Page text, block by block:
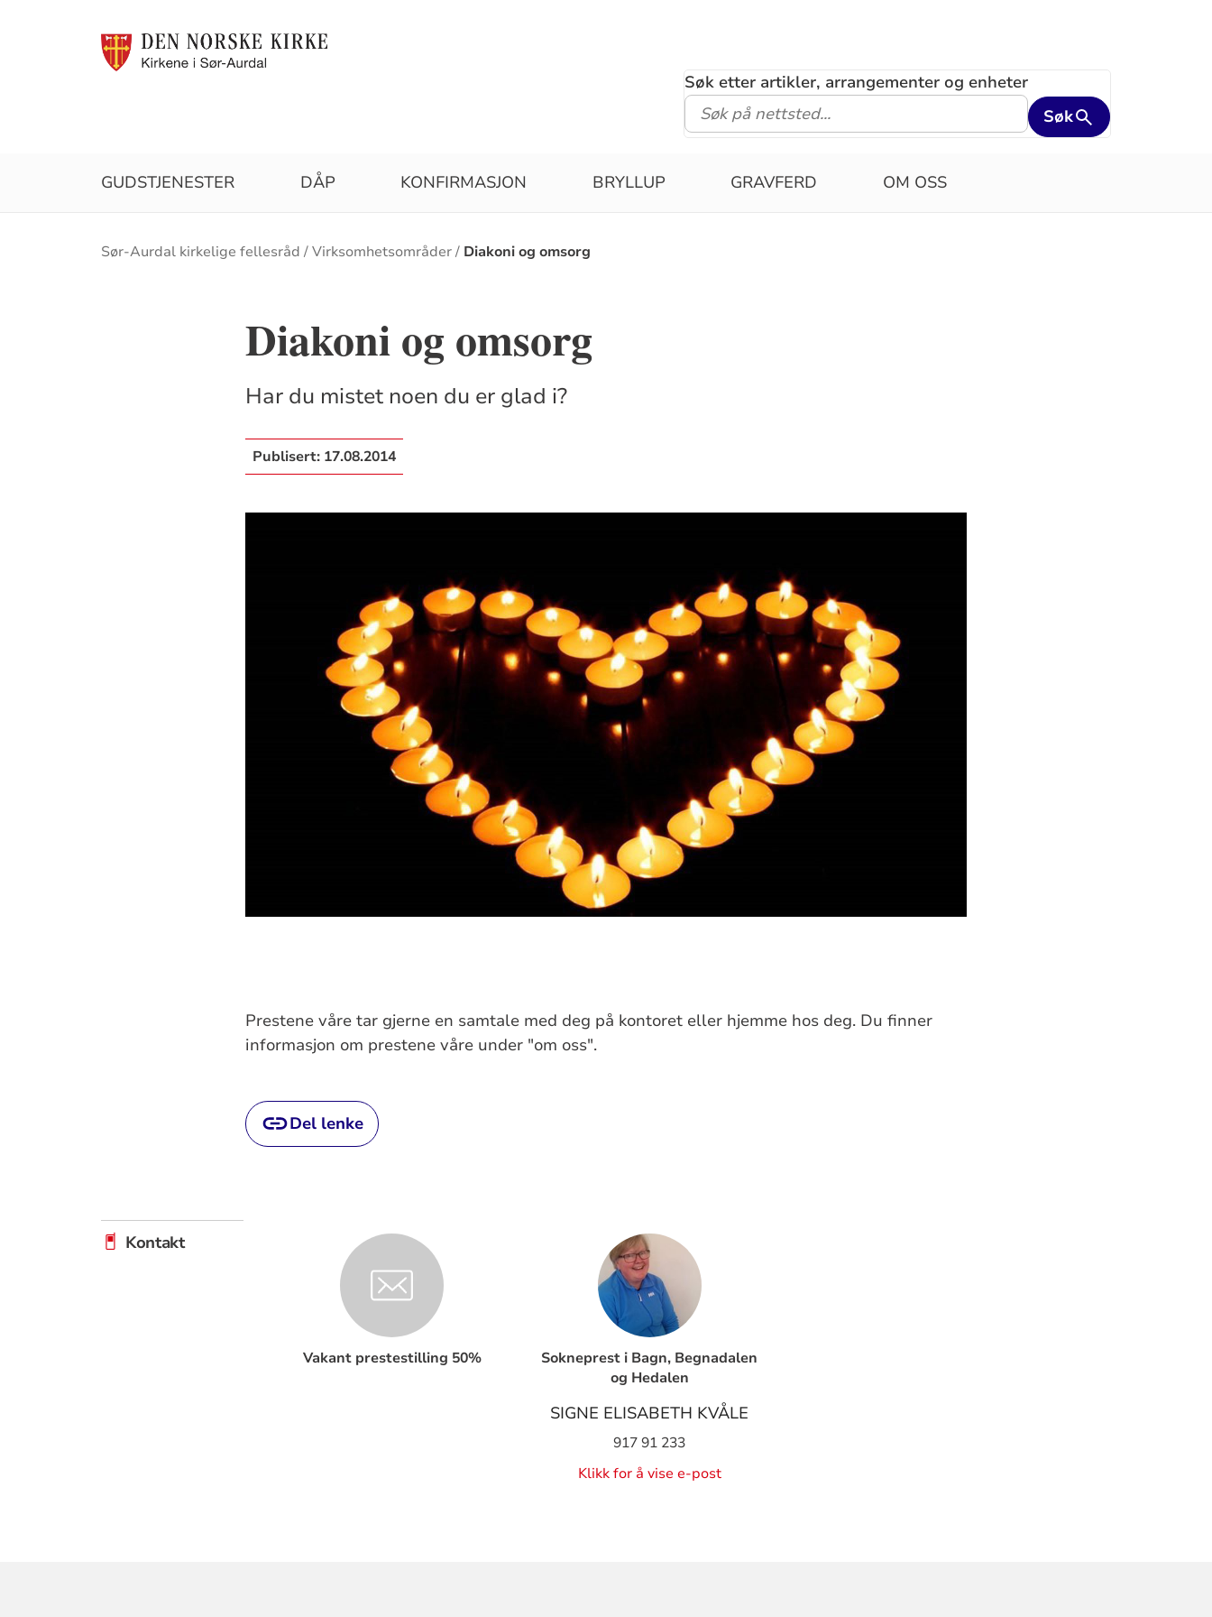
Søk etter artikler, arrangementer og enheter
Søk
GUDSTJENESTER DÅP KONFIRMASJON BRYLLUP GRAVFERD OM OSS
Brødsmulesti
Sør-Aurdal kirkelige fellesråd Virksomhetsområder Diakoni og omsorg
Diakoni og omsorg
Har du mistet noen du er glad i?
Publisert: 17.08.2014
Prestene våre tar gjerne en samtale med deg på kontoret eller hjemme hos deg. Du finner
informasjon om prestene våre under "om oss".
Del lenke
Kontakt
Vakant prestestilling 50%
Sokneprest i Bagn, Begnadalen
og Hedalen
SIGNE ELISABETH KVÅLE
917 91 233
Klikk for å vise e-post